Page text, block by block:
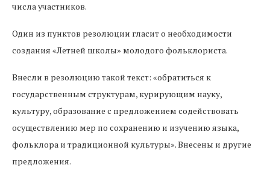
числа участников.
Один из пунктов резолюции гласит о необходимости
создания «Летней школы» молодого фольклориста.
Внесли в резолюцию такой текст: «обратиться к
государственным структурам, курирующим науку,
культуру, образование с предложением содействовать
осуществлению мер по сохранению и изучению языка,
фольклора и традиционной культуры». Внесены и другие
предложения.